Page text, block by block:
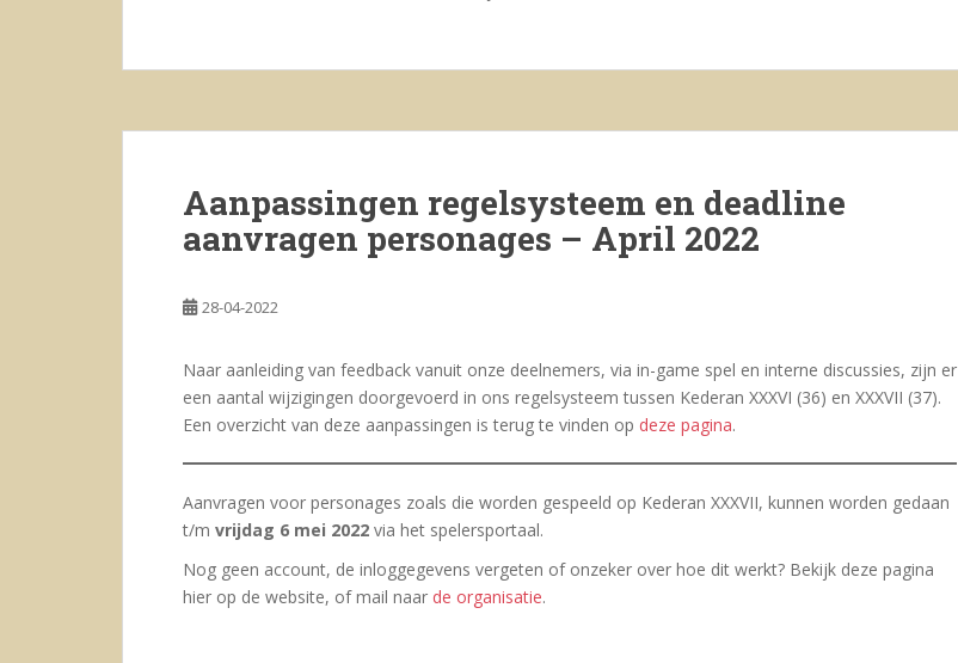
Aanpassingen regelsysteem en deadline
aanvragen personages – April 2022
28-04-2022
Naar aanleiding van feedback vanuit onze deelnemers, via in-game spel en interne discussies, zijn er
een aantal wijzigingen doorgevoerd in ons regelsysteem tussen Kederan XXXVI (36) en XXXVII (37).
Een overzicht van deze aanpassingen is terug te vinden op deze pagina.
Aanvragen voor personages zoals die worden gespeeld op Kederan XXXVII, kunnen worden gedaan
t/m vrijdag 6 mei 2022 via het spelersportaal.
Nog geen account, de inloggegevens vergeten of onzeker over hoe dit werkt? Bekijk deze pagina
hier op de website, of mail naar de organisatie.